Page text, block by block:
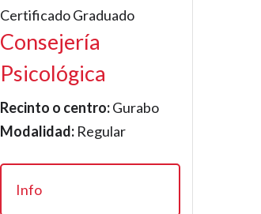
Certificado Graduado
Consejería
Psicológica
Recinto o centro:Gurabo
Modalidad: Regular
Info